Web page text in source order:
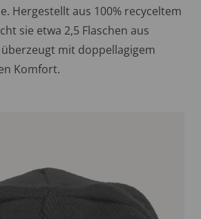
Hergestellt aus 100% recyceltem
sie etwa 2,5 Flaschen aus
mit doppellagigem
Komfort.